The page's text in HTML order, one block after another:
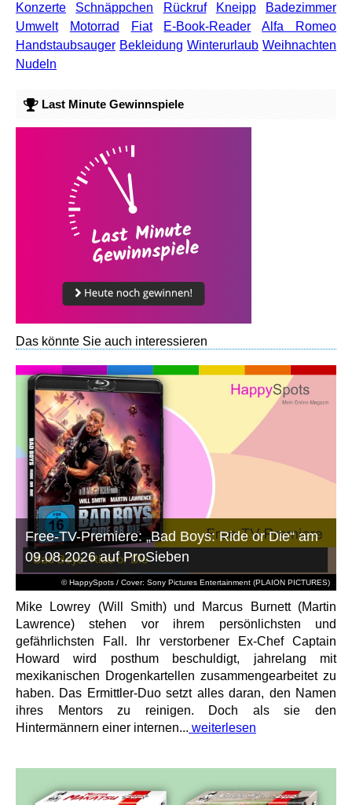
Konzerte Schnäppchen Rückruf Kneipp
Badezimmer
Umwelt
Motorrad Fiat E-Book-Reader
Alfa Romeo
Handstaubsauger Bekleidung Winterurlaub Weihnachten
Nudeln
Last Minute Gewinnspiele
Das könnte Sie auch interessieren
© HappySpots / Cover: Sony Pictures Entertainment (PLAION PICTURES)
Free-TV-Premiere: „Bad Boys: Ride or Die“ am
09.08.2026 auf ProSieben
Mike Lowrey (Will Smith) und Marcus Burnett (Martin
Lawrence) stehen vor ihrem persönlichsten und
gefährlichsten Fall. Ihr verstorbener Ex-Chef Captain
Howard wird posthum beschuldigt, jahrelang mit
mexikanischen Drogenkartellen zusammengearbeitet zu
haben. Das Ermittler-Duo setzt alles daran, den Namen
ihres Mentors zu reinigen. Doch als sie den
Hintermännern einer internen... weiterlesen